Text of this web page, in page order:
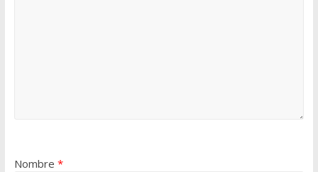
Nombre *